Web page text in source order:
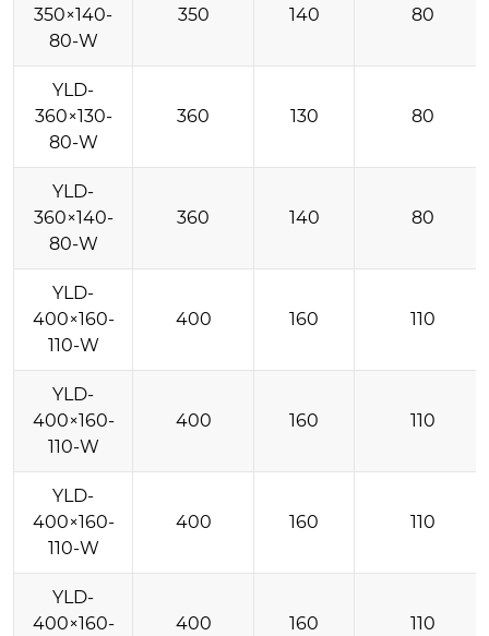
350×140-
80-W
350 140 80
YLD-
360×130-
80-W
360 130 80
YLD-
360×140-
80-W
360 140 80
YLD-
400×160-
110-W
400 160 110
YLD-
400×160-
110-W
400 160 110
YLD-
400×160-
110-W
400 160 110
YLD-
400×160-
400 160 110